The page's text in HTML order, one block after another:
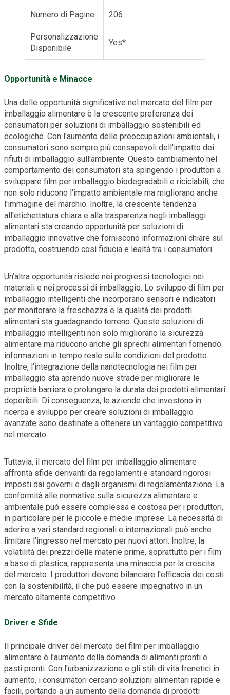
Numero di Pagine 206
Personalizzazione
Disponibile
Yes*
Opportunità e Minacce
Una delle opportunità significative nel mercato del film per
imballaggio alimentare è la crescente preferenza dei
consumatori per soluzioni di imballaggio sostenibili ed
ecologiche. Con l'aumento delle preoccupazioni ambientali, i
consumatori sono sempre più consapevoli dell'impatto dei
rifiuti di imballaggio sull'ambiente. Questo cambiamento nel
comportamento dei consumatori sta spingendo i produttori a
sviluppare film per imballaggio biodegradabili e riciclabili, che
non solo riducono l'impatto ambientale ma migliorano anche
l'immagine del marchio. Inoltre, la crescente tendenza
all'etichettatura chiara e alla trasparenza negli imballaggi
alimentari sta creando opportunità per soluzioni di
imballaggio innovative che forniscono informazioni chiare sul
prodotto, costruendo così fiducia e lealtà tra i consumatori.
Un'altra opportunità risiede nei progressi tecnologici nei
materiali e nei processi di imballaggio. Lo sviluppo di film per
imballaggio intelligenti che incorporano sensori e indicatori
per monitorare la freschezza e la qualità dei prodotti
alimentari sta guadagnando terreno. Queste soluzioni di
imballaggio intelligenti non solo migliorano la sicurezza
alimentare ma riducono anche gli sprechi alimentari fornendo
informazioni in tempo reale sulle condizioni del prodotto.
Inoltre, l'integrazione della nanotecnologia nei film per
imballaggio sta aprendo nuove strade per migliorare le
proprietà barriera e prolungare la durata dei prodotti alimentari
deperibili. Di conseguenza, le aziende che investono in
ricerca e sviluppo per creare soluzioni di imballaggio
avanzate sono destinate a ottenere un vantaggio competitivo
nel mercato.
Tuttavia, il mercato del film per imballaggio alimentare
affronta sfide derivanti da regolamenti e standard rigorosi
imposti dai governi e dagli organismi di regolamentazione. La
conformità alle normative sulla sicurezza alimentare e
ambientale può essere complessa e costosa per i produttori,
in particolare per le piccole e medie imprese. La necessità di
aderire a vari standard regionali e internazionali può anche
limitare l'ingresso nel mercato per nuovi attori. Inoltre, la
volatilità dei prezzi delle materie prime, soprattutto per i film
a base di plastica, rappresenta una minaccia per la crescita
del mercato. I produttori devono bilanciare l'efficacia dei costi
con la sostenibilità, il che può essere impegnativo in un
mercato altamente competitivo.
Driver e Sfide
Il principale driver del mercato del film per imballaggio
alimentare è l'aumento della domanda di alimenti pronti e
pasti pronti. Con l'urbanizzazione e gli stili di vita frenetici in
aumento, i consumatori cercano soluzioni alimentari rapide e
facili, portando a un aumento della domanda di prodotti